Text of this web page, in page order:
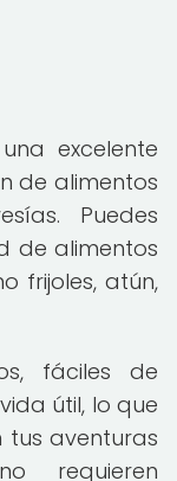
excelente
de alimentos
Puedes
de alimentos
frijoles, atún,
fáciles de
útil, lo que
tus aventuras
requieren